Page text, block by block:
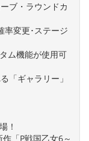
ブ・ラウンドカ
率変更･ステージ
ム機能が使用可
「ギャラリー」
！
「P戦国乙女6～